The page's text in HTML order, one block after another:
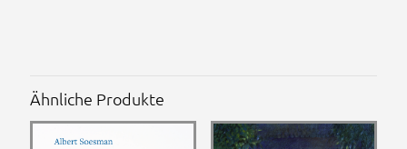
Ähnliche Produkte